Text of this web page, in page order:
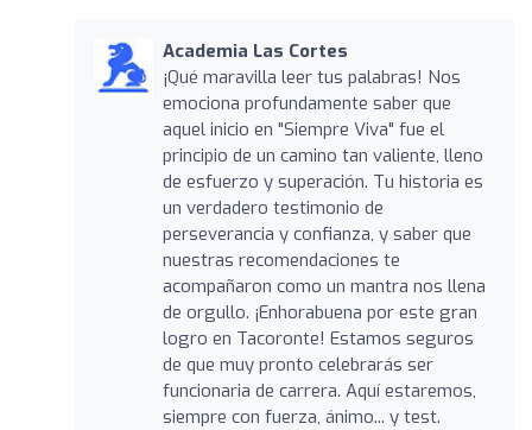
Academia Las Cortes
¡Qué maravilla leer tus palabras! Nos
emociona profundamente saber que
aquel inicio en "Siempre Viva" fue el
principio de un camino tan valiente, lleno
de esfuerzo y superación. Tu historia es
un verdadero testimonio de
perseverancia y confianza, y saber que
nuestras recomendaciones te
acompañaron como un mantra nos llena
de orgullo. ¡Enhorabuena por este gran
logro en Tacoronte! Estamos seguros
de que muy pronto celebrarás ser
funcionaria de carrera. Aquí estaremos,
siempre con fuerza, ánimo... y test.